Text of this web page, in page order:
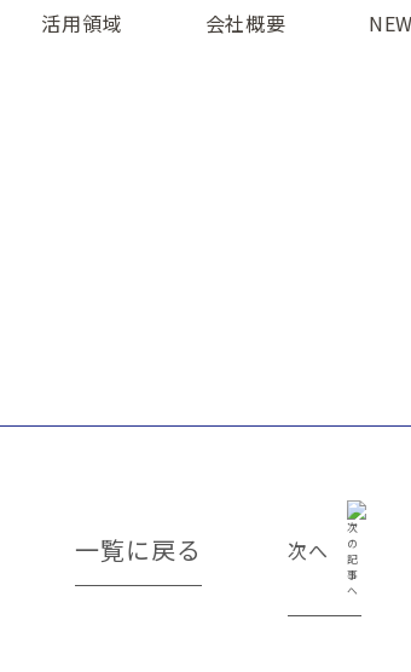
活用領域 会社概要
一覧に戻る 次へ